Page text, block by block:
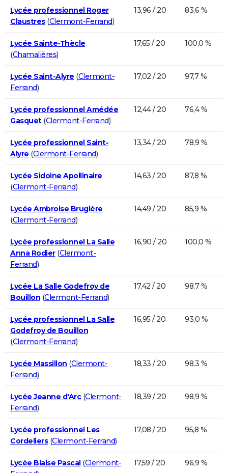
Lycée professionnel Roger
Claustres(Clermont-Ferrand)
13,96 / 20 83,6 %
Lycée Sainte-Thècle
(Chamalières)
17,65 / 20 100,0 %
Lycée Saint-Alyre (Clermont-
Ferrand)
17,02 / 20 97,7 %
Lycée professionnel Amédée
Gasquet(Clermont-Ferrand)
12,44 / 20 76,4 %
Lycée professionnel Saint-
Alyre (Clermont-Ferrand)
13,34 / 20 78,9 %
Lycée Sidoine Apollinaire
(Clermont-Ferrand)
14,63 / 20 87,8 %
Lycée Ambroise Brugière
(Clermont-Ferrand)
14,49 / 20 85,9 %
Lycée professionnel La Salle
Anna Rodier(Clermont-
Ferrand)
16,90 / 20 100,0 %
Lycée La Salle Godefroy de
Bouillon (Clermont-Ferrand)
17,42 / 20 98,7 %
Lycée professionnel La Salle
Godefroy de Bouillon
(Clermont-Ferrand)
16,95 / 20 93,0 %
Lycée Massillon (Clermont-
Ferrand)
18,33 / 20 98,3 %
Lycée Jeanne d'Arc(Clermont-
Ferrand)
18,39 / 20 98,9 %
Lycée professionnel Les
Cordeliers(Clermont-Ferrand)
17,08 / 20 95,8 %
Lycée Blaise Pascal(Clermont-
17,59 / 20 96,9 %